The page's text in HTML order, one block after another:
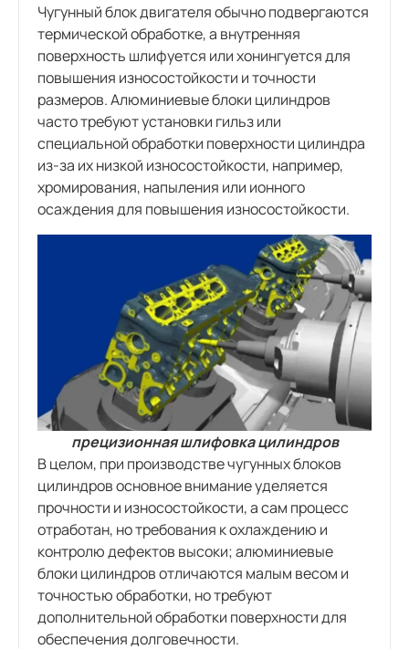
Чугунный блок двигателя обычно подвергаются
термической обработке, а внутренняя
поверхность шлифуется или хонингуется для
повышения износостойкости и точности
размеров. Алюминиевые блоки цилиндров
часто требуют установки гильз или
специальной обработки поверхности цилиндра
из-за их низкой износостойкости, например,
хромирования, напыления или ионного
осаждения для повышения износостойкости.
прецизионная шлифовка цилиндров
В целом, при производстве чугунных блоков
цилиндров основное внимание уделяется
прочности и износостойкости, а сам процесс
отработан, но требования к охлаждению и
контролю дефектов высоки; алюминиевые
блоки цилиндров отличаются малым весом и
точностью обработки, но требуют
дополнительной обработки поверхности для
обеспечения долговечности.